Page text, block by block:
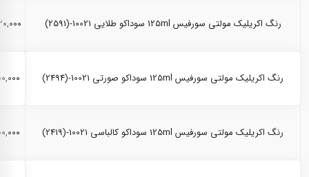
رنگ اکریلیک مولتی سورفیس 125ml سوداکو طلایی 10021-(2591)
رنگ اکریلیک مولتی سورفیس 125ml سوداکو صورتی 10021-(2494)
رنگ اکریلیک مولتی سورفیس 125ml سوداکو کالباسی 10021-(2419)